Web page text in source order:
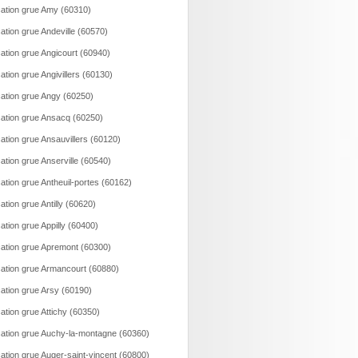
grue Amy (60310)
grue Andeville (60570)
grue Angicourt (60940)
grue Angivillers (60130)
grue Angy (60250)
grue Ansacq (60250)
grue Ansauvillers (60120)
grue Anserville (60540)
grue Antheuil-portes (60162)
grue Antilly (60620)
grue Appilly (60400)
grue Apremont (60300)
grue Armancourt (60880)
grue Arsy (60190)
grue Attichy (60350)
grue Auchy-la-montagne (60360)
grue Auger-saint-vincent (60800)